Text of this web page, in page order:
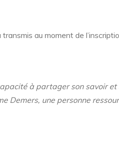
au moment de
à partager son savoir
Demers, une personne